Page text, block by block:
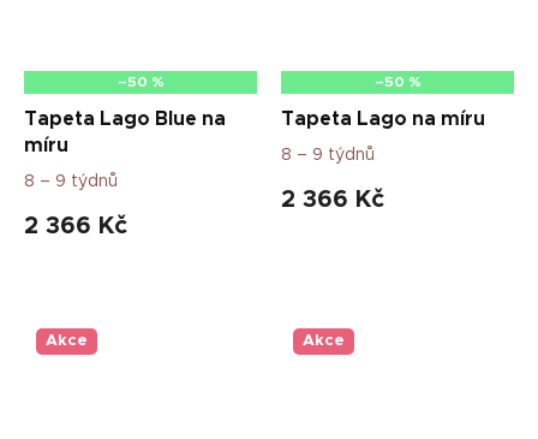
–50 %
Tapeta Lago Blue na
míru
8 – 9 týdnů
2 366 Kč
–50 %
Tapeta Lago na míru
8 – 9 týdnů
2 366 Kč
Akce Akce